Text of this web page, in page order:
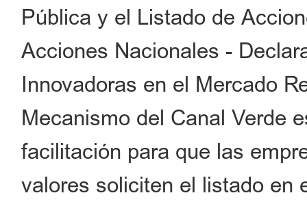
Pública y el Listado de
Acciones Nacionales -
Innovadoras en el Mercado
Mecanismo del Canal Verde
facilitación para que las
valores soliciten el listado en